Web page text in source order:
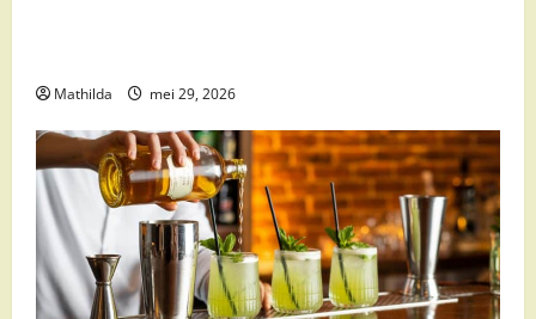
Mathilda mei 29, 2026